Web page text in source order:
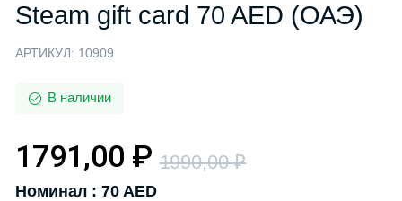
Steam gift card 70 AED (ОАЭ)
АРТИКУЛ: 10909
В наличии
1990,00₽
1791,00 ₽
Номинал : 70 AED